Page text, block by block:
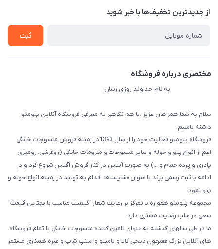
درباره ما
راهنما
از جدید‌ترین تخفیف‌ها با‌ خبر شوید
ثبت
مختصری درباره فروشگاه
به نام خداوند روزی رسان
سلام به شما همراهان عزیز ،با هم نگاهی به معرفی فروشگاه آنلاین پتومتو
داشته باشیم.
فروشگاه پتومتو فعالیت خود را از سال 1393در زمینه فروش منسوجات خانگی
اعم از انواع پتو و حوله و سایر منسوجات و ملزومات خانگی (روفرشی، رومیزی،
پادری و پرده حمام و ...) به صورت آنلاین در کنار فروش آفلاین شروع کرد و در
ادامه با ثبت رسمی برند با عنوان «شایسته» اقدام به تولید در زمینه انواع حوله و
پتو نمود.
مجموعه پتومتو همواره با تمرکز بر رعایت شعار "کیفیت مناسب با بهترین قیمت"
سعی در جلب رضایت مشتری دارد.
ما در طی سالهای گذشته به عنوان تامین کننده منسوجات خانگی با تمام فروشگاه
های آنلاین بزرگ همچون دیجی کالا و بامیلو و اسنپ شاپ و غیره همکاری مستمر